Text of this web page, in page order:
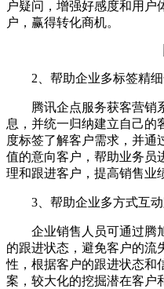
户疑问，增强好感度和用户
户，赢得转化商机。
2、帮助企业多标签精细
腾讯企点服务获客营销
息，并统一归纳建立自己的
度标签了解客户需求，并通
值的意向客户，帮助业务员
理和跟进客户，提高销售业
3、帮助企业多方式互动
企业销售人员可通过腾
的跟进状态，避免客户的流
性，根据客户的跟进状态和
案，较大化的挖掘潜在客户